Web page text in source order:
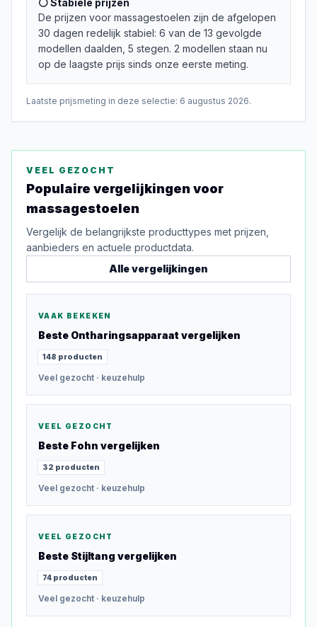
⚪ Stabiele prijzen
De prijzen voor massagestoelen zijn de afgelopen
30 dagen redelijk stabiel: 6 van de 13 gevolgde
modellen daalden, 5 stegen. 2 modellen staan nu
op de laagste prijs sinds onze eerste meting.
Laatste prijsmeting in deze selectie: 6 augustus 2026.
VEEL GEZOCHT
Populaire vergelijkingen voor
massagestoelen
Vergelijk de belangrijkste producttypes met prijzen,
aanbieders en actuele productdata.
Alle vergelijkingen
VAAK BEKEKEN
Beste Ontharingsapparaat vergelijken
148 producten
Veel gezocht · keuzehulp
VEEL GEZOCHT
Beste Fohn vergelijken
32 producten
Veel gezocht · keuzehulp
VEEL GEZOCHT
Beste Stijltang vergelijken
74 producten
Veel gezocht · keuzehulp